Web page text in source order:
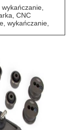
CNC
wykańczanie,